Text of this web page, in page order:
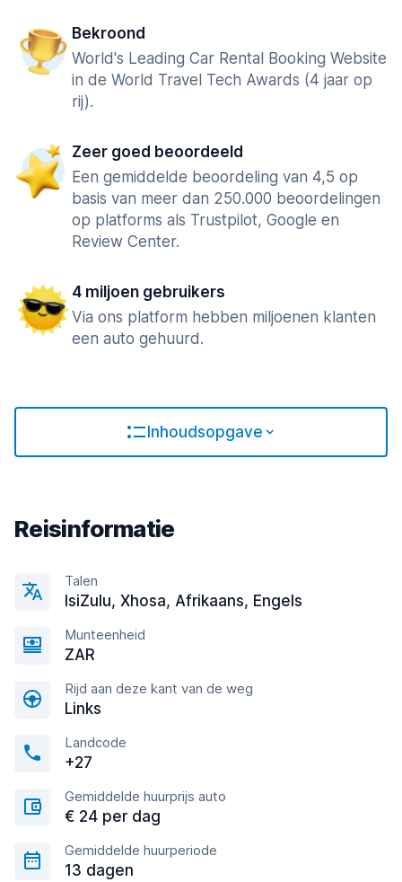
Bekroond
World's Leading Car Rental Booking Website
in de World Travel Tech Awards (4 jaar op
rij).
Zeer goed beoordeeld
Een gemiddelde beoordeling van 4,5 op
basis van meer dan 250.000 beoordelingen
op platforms als Trustpilot, Google en
Review Center.
4 miljoen gebruikers
Via ons platform hebben miljoenen klanten
een auto gehuurd.
Inhoudsopgave
Reisinformatie
Talen
IsiZulu, Xhosa, Afrikaans, Engels
Munteenheid
ZAR
Rijd aan deze kant van de weg
Links
Landcode
+27
Gemiddelde huurprijs auto
€ 24 per dag
Gemiddelde huurperiode
13 dagen